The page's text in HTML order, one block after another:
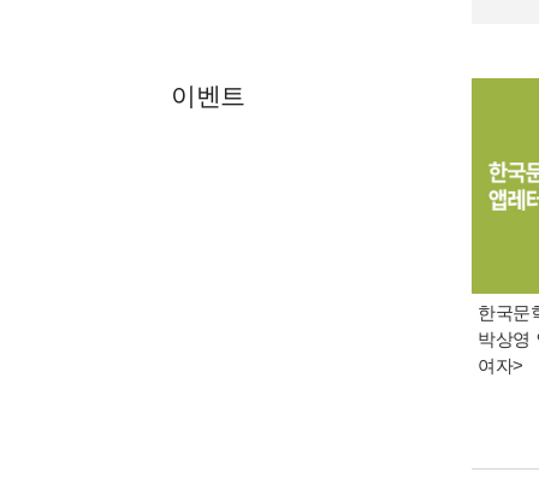
이벤트
한국문
박상영
여자>